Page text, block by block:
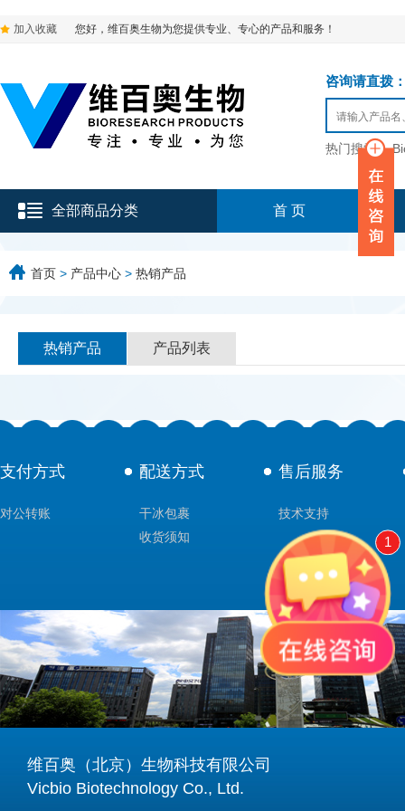
加入收藏 您好，维百奥生物为您提供专业、专心的产品和服务！
咨询请直拨
热门搜索：
全部商品分类 首 页
首页 > 产品中心 > 热销产品
热销产品 产品列表
支付方式
对公转账
配送方式
干冰包裹
收货须知
售后服务
技术支持
维百奥（北京）生物科技有限公司
Vicbio Biotechnology Co., Ltd.
1